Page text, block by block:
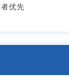
优先